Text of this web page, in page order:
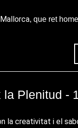
, que ret
la Plenitud -
la creativitat i el